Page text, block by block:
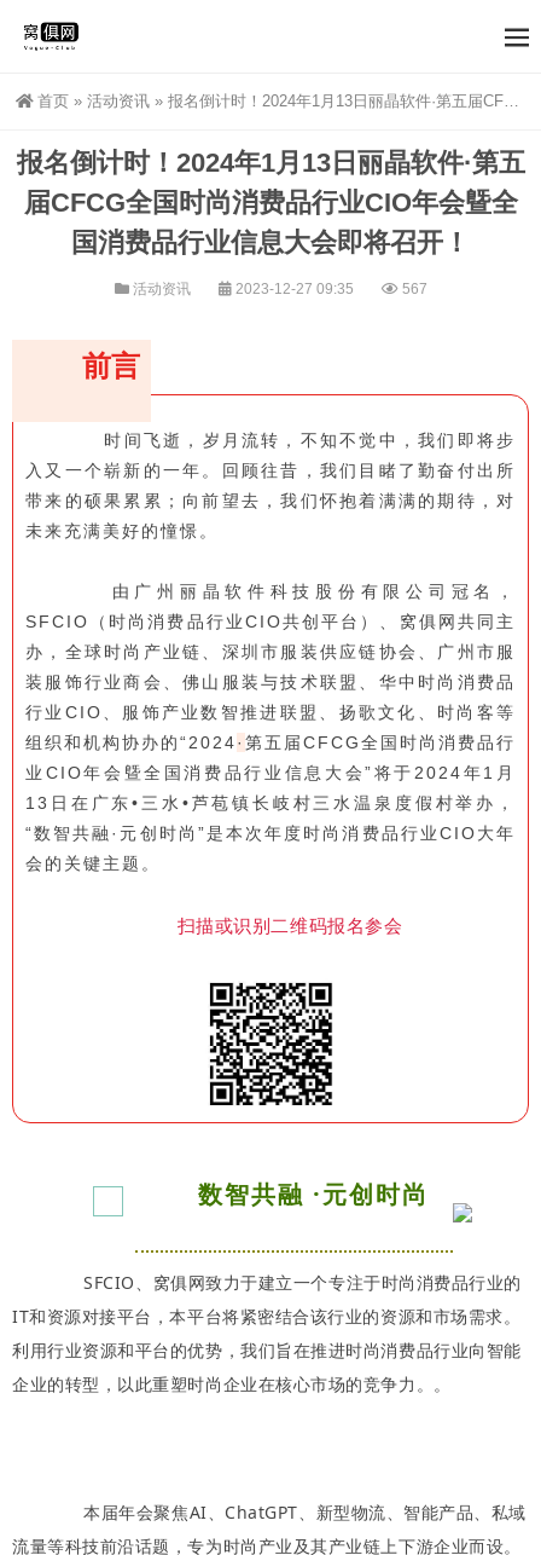
首页 » 活动资讯 » 报名倒计时！2024年1月13日丽晶软件·第五届CFCG全国时尚消费品行业CIO年会曁全国消费品行业信息大会即将召开！
报名倒计时！2024年1月13日丽晶软件·第五
届CFCG全国时尚消费品行业CIO年会曁全
国消费品行业信息大会即将召开！
活动资讯 2023-12-27 09:35 567
前言
时间飞逝，岁月流转，不知不觉中，我们即将步
入又一个崭新的一年。回顾往昔，我们目睹了勤奋付出所
带来的硕果累累；向前望去，我们怀抱着满满的期待，对
未来充满美好的憧憬。
由广州丽晶软件科技股份有限公司冠名，
SFCIO（时尚消费品行业CIO共创平台）、窝俱网共同主
办，全球时尚产业链、深圳市服装供应链协会、广州市服
装服饰行业商会、佛山服装与技术联盟、华中时尚消费品
行业CIO、服饰产业数智推进联盟、扬歌文化、时尚客等
组织和机构协办的“2024· 第五届CFCG全国时尚消费品行
业CIO年会曁全国消费品行业信息大会”将于2024年1月
13日在广东•三水•芦苞镇长岐村三水温泉度假村举办，
“数智共融·元创时尚”是本次年度时尚消费品行业CIO大年
会的关键主题。
扫描或识别二维码报名参会
数智共融 ·元创时尚
SFCIO、窝俱网致力于建立一个专注于时尚消费品行业的
IT和资源对接平台，本平台将紧密结合该行业的资源和市场需求。
利用行业资源和平台的优势，我们旨在推进时尚消费品行业向智能
企业的转型，以此重塑时尚企业在核心市场的竞争力。。
本届年会聚焦AI、ChatGPT、新型物流、智能产品、私域
流量等科技前沿话题，专为时尚产业及其产业链上下游企业而设。